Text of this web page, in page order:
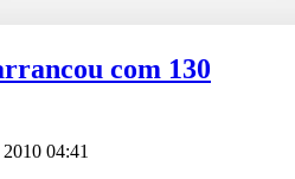
com 130
04:41